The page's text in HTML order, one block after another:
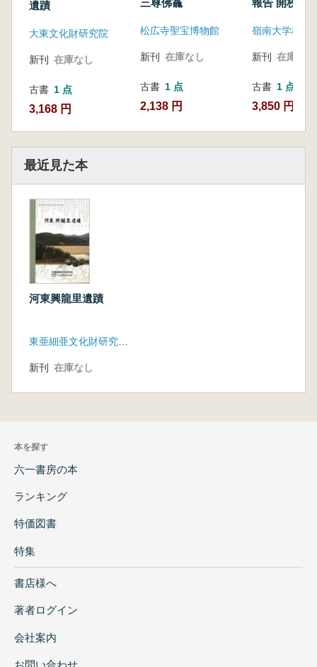
遺蹟
大東文化財研究院
新刊 在庫なし
古書 1 点
3,168 円
三尊佛龕
松広寺聖宝博物館
新刊 在庫なし
古書 1 点
2,138 円
報告 開校30
嶺南大学校博
新刊 在庫なし
古書 1 点
3,850 円
最近見た本
河東興龍里遺蹟
新刊 在庫なし
本を探す
六一書房の本
ランキング
特価図書
特集
書店様へ
著者ログイン
会社案内
お問い合わせ